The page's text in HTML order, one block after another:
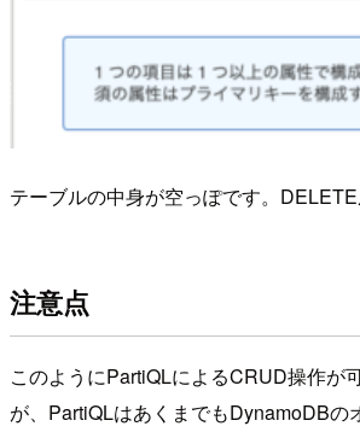
テーブルの中身が空っぽです。DELETE
注意点
このようにPartiQLによるCRUD操作が
が、PartiQLはあくまでもDynamoDBの